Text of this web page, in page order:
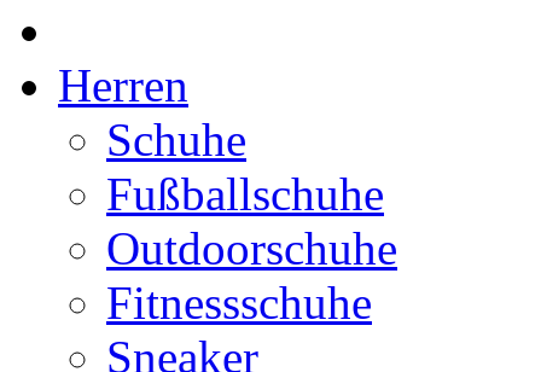
Herren
Schuhe
Fußballschuhe
Outdoorschuhe
Fitnessschuhe
Sneaker